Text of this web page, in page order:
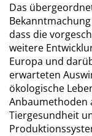
Das
dass die
weitere
Europa und
erwarteten
ökologische
Anbaumethoden
Tiergesundheit